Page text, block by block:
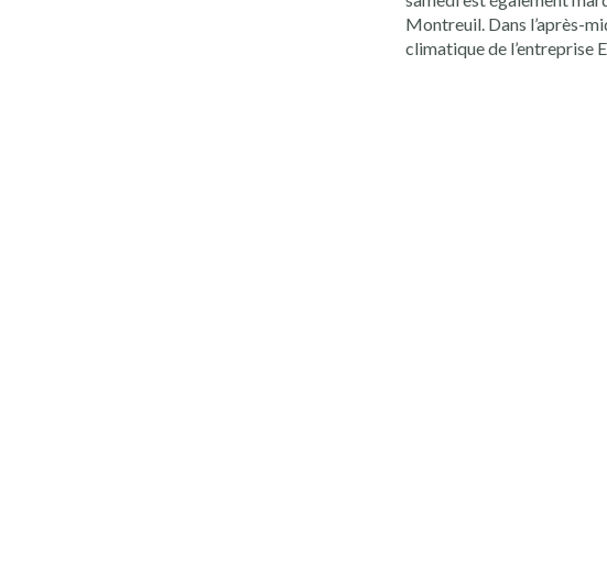
Montreuil. Dans l’après-
climatique de l’entreprise